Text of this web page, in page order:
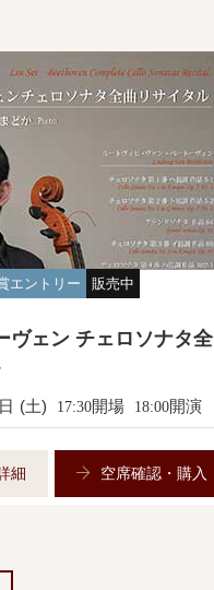
エントリー 販売中
ヴェン チェロソナタ全
日 (土) 17:30開場 18:00開演
細 空席確認・購入